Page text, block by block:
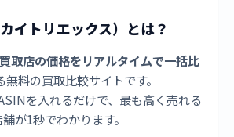
カイトリエックス）とは？
取店の価格をリアルタイムで一括比
無料の買取比較サイトです。
を入れるだけで、最も高く売れる
舗が1秒でわかります。